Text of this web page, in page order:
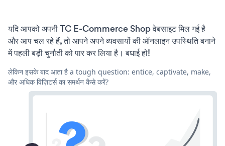
यदि आपको अपनी TC E-Commerce Shop वेबसाइट मिल गई है
और आप चल रहे हैं, तो आपने अपने व्यवसायों की ऑनलाइन उपस्थिति बनाने
में पहली बड़ी चुनौती को पार कर लिया है। बधाई हो!
लेकिन इसके बाद आता है a tough question: entice, captivate, make,
और अधिक विज़िटर्स का समर्थन कैसे करें?